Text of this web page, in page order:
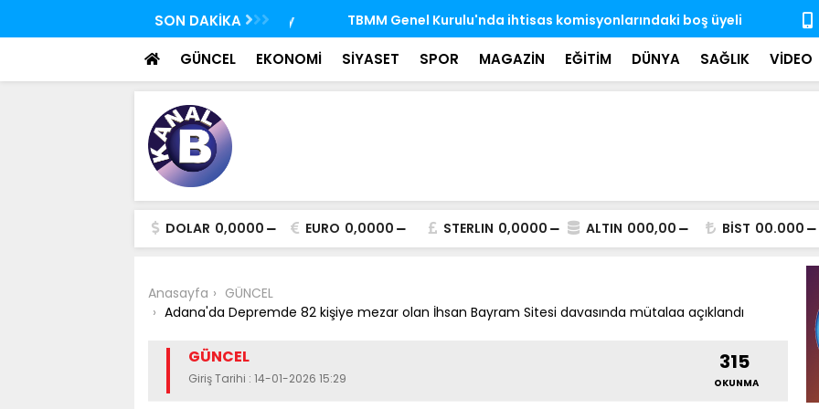
SON DAKİKA
FETÖ'nün suikast timindeki Burkay
TBMM Genel Kurulu'nda ihtisas komisyonlarındaki boş üyeliklere
seçim yapıldı
MSB:
almaya
GÜNCEL EKONOMİ SİYASET SPOR MAGAZİN EĞİTİM DÜNYA SAĞLIK VİDEO
DOLAR 0,0000 EURO 0,0000 STERLIN 0,0000 ALTIN 000,00 BİST 00.000
Anasayfa
GÜNCEL
Adana'da Depremde 82 kişiye mezar olan İhsan Bayram Sitesi davasında mütalaa açıklandı
GÜNCEL
Giriş Tarihi : 14-01-2026 15:29
315
OKUNMA